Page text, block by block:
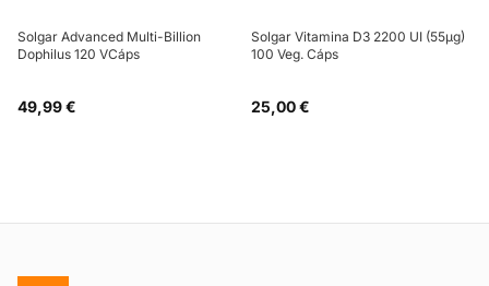
Solgar Advanced Multi-Billion
Dophilus 120 VCáps
49,99 €
Solgar Vitamina D3 2200 UI (55µg)
100 Veg. Cáps
25,00 €